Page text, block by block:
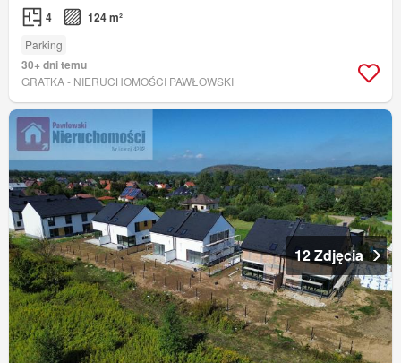
4 124 m²
Parking
30+ dni temu
GRATKA - NIERUCHOMOŚCI PAWŁOWSKI
12 Zdjęcia